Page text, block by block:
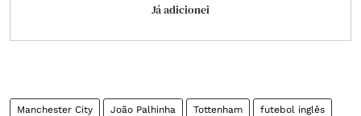
Já adicionei
Manchester City João Palhinha Tottenham futebol inglês